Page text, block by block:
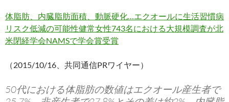
体脂肪、内臓脂肪面積、動脈硬化…エクオールに生活習慣病
リスク低減の可能性健常女性743名における大規模調査が北
米閉経学会NAMSで学会賞受賞
（2015/10/16、共同通信PRワイヤー）
50代における体脂肪の数値はエクオール産生者で